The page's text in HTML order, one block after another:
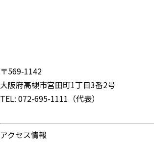
〒569-1142
大阪府高槻市宮田町1丁目3番2号
TEL: 072-695-1111（代表）
アクセス情報